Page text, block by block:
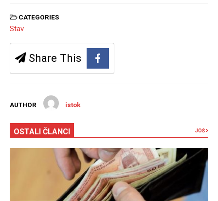
CATEGORIES
Stav
Share This
AUTHOR istok
OSTALI ČLANCI JOŠ